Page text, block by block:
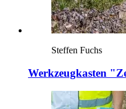
Steffen Fuchs
Werkzeugkasten